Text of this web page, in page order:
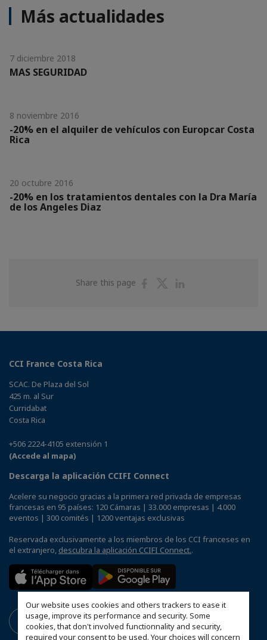
Our website uses cookies and others trackers to ease it
usage, improve its performance and security. Some
cookies, that don't involved functionnality and security,
required your consent to be used. Your choices will concern
Más actualidades
7 diciembre 2018
MAS SEGURIDAD
8 noviembre 2016
-20% en el alquiler de vehículos con Europcar Costa
Rica
20 octubre 2016
-20% en los tratamientos dentales con la Dra María
de los Angeles Diaz
Share this page
ShareShare
CCI France Costa Rica
SCAC. De Plaza del Sol
425 m. al Sur
Curridabat
Costa Rica
+506 2224-4105 extensión 1
(Accede al mapa)
Descarga la aplicación CCIFI Connect
Acelere su negocio gracias a la primera red privada de empresas
francesas en 95 países: 120 Cámaras | 33.000 empresas | 4.000
eventos | 300 comités | 1200 ventajas exclusivas
Reservada exclusivamente a los miembros de los CCI franceses en
el extranjero, descubra la aplicación CCIFI Connect..